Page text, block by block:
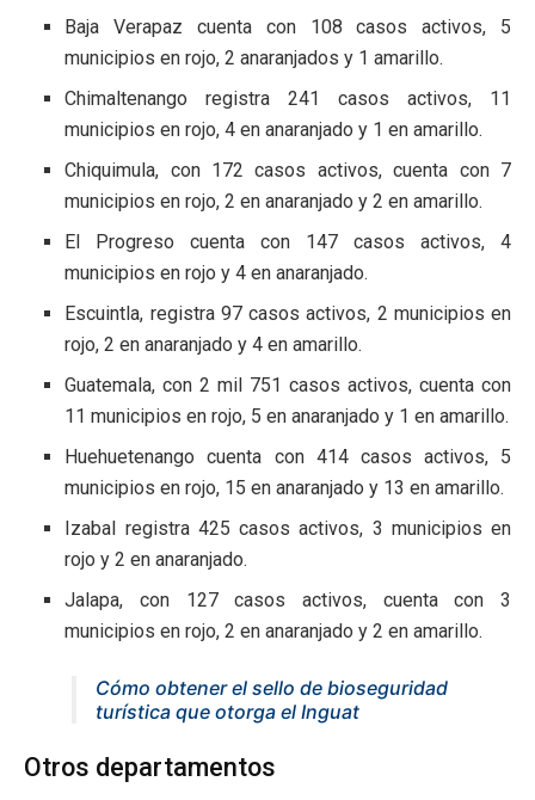
Baja Verapaz cuenta con 108 casos activos, 5
municipios en rojo, 2 anaranjados y 1 amarillo.
Chimaltenango registra 241 casos activos, 11
municipios en rojo, 4 en anaranjado y 1 en amarillo.
Chiquimula, con 172 casos activos, cuenta con 7
municipios en rojo, 2 en anaranjado y 2 en amarillo.
El Progreso cuenta con 147 casos activos, 4
municipios en rojo y 4 en anaranjado.
Escuintla, registra 97 casos activos, 2 municipios en
rojo, 2 en anaranjado y 4 en amarillo.
Guatemala, con 2 mil 751 casos activos, cuenta con
11 municipios en rojo, 5 en anaranjado y 1 en amarillo.
Huehuetenango cuenta con 414 casos activos, 5
municipios en rojo, 15 en anaranjado y 13 en amarillo.
Izabal registra 425 casos activos, 3 municipios en
rojo y 2 en anaranjado.
Jalapa, con 127 casos activos, cuenta con 3
municipios en rojo, 2 en anaranjado y 2 en amarillo.
Cómo obtener el sello de bioseguridad
turística que otorga el Inguat
Otros departamentos